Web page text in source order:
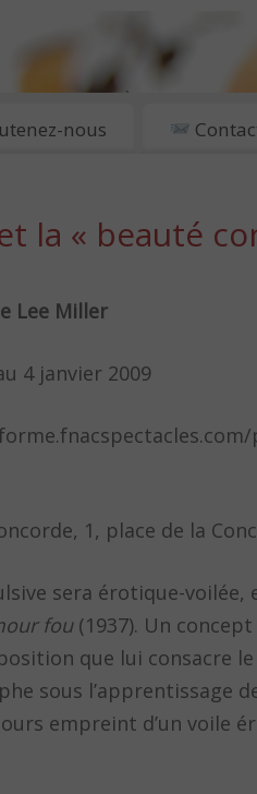
CULTURE À PARIS
nous
la « beauté
Lee Miller
4 janvier 2009
1, place de la
sera érotique-
fou(1937). Un concept
que lui consacre
sous l’apprentissage
empreint d’un voile